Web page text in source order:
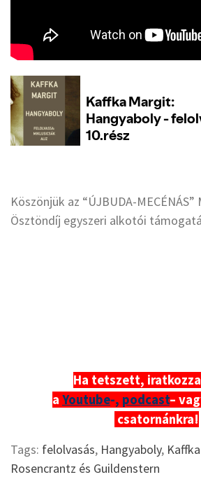
Köszönjük az “ÚJBUDA-
Ösztöndíj egyszeri alkotói
Ha tetszett,
a Youtube-, podcast–
csatornánkra!
Tags: felolvasás, Hangyaboly,
Rosencrantz és Guildenstern